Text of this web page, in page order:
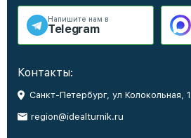
Напишите нам в
Telegram
Контакты:
Санкт-Петербург, ул Колокольная, 1
region@idealturnik.ru